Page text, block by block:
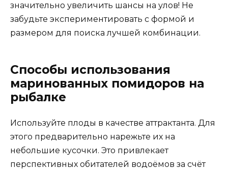
значительно увеличить шансы на улов! Не
забудьте экспериментировать с формой и
размером для поиска лучшей комбинации.
Способы использования
маринованных помидоров на
рыбалке
Используйте плоды в качестве аттрактанта. Для
этого предварительно нарежьте их на
небольшие кусочки. Это привлекает
перспективных обитателей водоёмов за счёт